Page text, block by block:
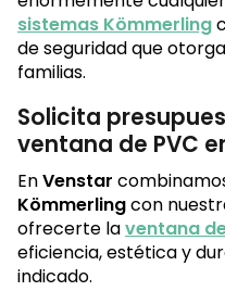
sistemas Kömmerling
de seguridad que
familias.
Solicita
ventana de PVC
EnVenstar
Kömmerlingcon
ofrecerte laventana
eficiencia, estética y
indicado.